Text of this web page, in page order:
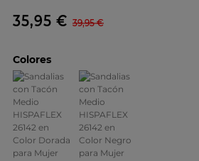
35,95 € 39,95 €
Colores